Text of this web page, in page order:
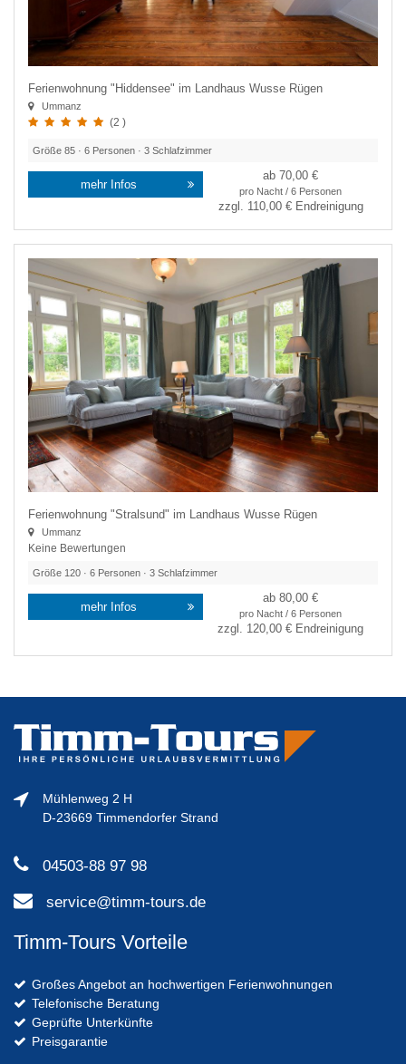
Ferienwohnung "Hiddensee" im Landhaus Wusse Rügen
Ummanz
(2 )
Größe 85 · 6 Personen · 3 Schlafzimmer
mehr Infos
ab 70,00 €
pro Nacht / 6 Personen
zzgl. 110,00 €Endreinigung
Ferienwohnung "Stralsund" im Landhaus Wusse Rügen
Ummanz
Keine Bewertungen
Größe 120 · 6 Personen · 3 Schlafzimmer
mehr Infos
ab 80,00 €
pro Nacht / 6 Personen
zzgl. 120,00 € Endreinigung
Mühlenweg 2 H
D-23669 Timmendorfer Strand
04503-88 97 98
service@timm-tours.de
Timm-Tours Vorteile
Großes Angebot an hochwertigen Ferienwohnungen
Telefonische Beratung
Geprüfte Unterkünfte
Preisgarantie